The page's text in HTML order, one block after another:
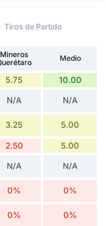
Tiros de Partido
Mineros
Medio
5.75 10.00
N/A N/A
3.25 5.00
2.50 5.00
N/A N/A
0% 0%
0% 0%